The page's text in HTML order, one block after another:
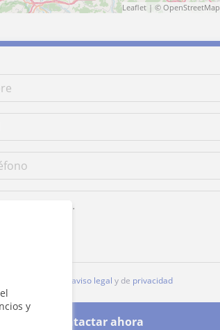
y
Leaflet| © OpenStreetMap
aviso legal y de privacidad
Contactar ahora